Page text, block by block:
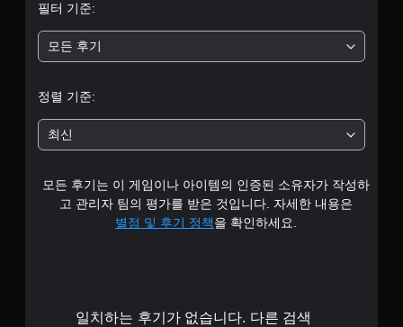
별
중
균
4
.
필터 기준:
모든 후기
정렬 기준:
최신
모든 후기는 이 게임이나 아이템의 인증된 소유자가 작성하
고 관리자 팀의 평가를 받은 것입니다. 자세한 내용은
별점 및 후기 정책을 확인하세요.
일치하는 후기가 없습니다. 다른 검색